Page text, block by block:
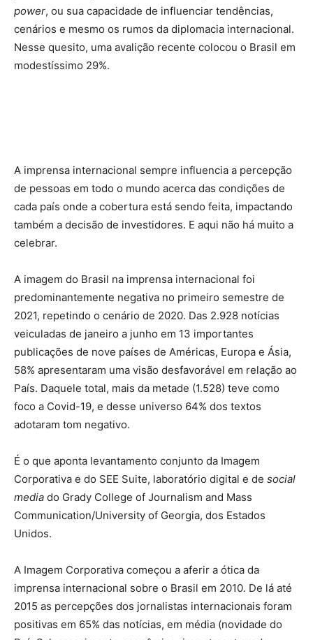
power, ou sua capacidade de influenciar tendências,
cenários e mesmo os rumos da diplomacia internacional.
Nesse quesito, uma avalição recente colocou o Brasil em
modestíssimo 29%.
A imprensa internacional sempre influencia a percepção
de pessoas em todo o mundo acerca das condições de
cada país onde a cobertura está sendo feita, impactando
também a decisão de investidores. E aqui não há muito a
celebrar.
A imagem do Brasil na imprensa internacional foi
predominantemente negativa no primeiro semestre de
2021, repetindo o cenário de 2020. Das 2.928 notícias
veiculadas de janeiro a junho em 13 importantes
publicações de nove países de Américas, Europa e Ásia,
58% apresentaram uma visão desfavorável em relação ao
País. Daquele total, mais da metade (1.528) teve como
foco a Covid-19, e desse universo 64% dos textos
adotaram tom negativo.
É o que aponta levantamento conjunto da Imagem
Corporativa e do SEE Suite, laboratório digital e de social
media do Grady College of Journalism and Mass
Communication/University of Georgia, dos Estados
Unidos.
A Imagem Corporativa começou a aferir a ótica da
imprensa internacional sobre o Brasil em 2010. De lá até
2015 as percepções dos jornalistas internacionais foram
positivas em 65% das notícias, em média (novidade do